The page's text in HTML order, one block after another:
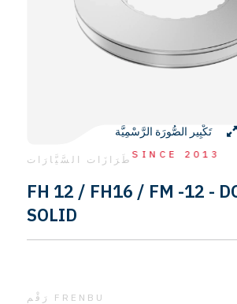
SINCE 2013
تَكْبِير الصُّورَة الرَّسْمِيَّة
طَرَازَات السَّيَّارَات
FH 12 / FH16 / FM -12 -
SOLID
رَقْم FRENBU